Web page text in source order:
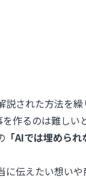
説された方法を
作るのは難しい
「AIでは埋められ
に伝えたい想い